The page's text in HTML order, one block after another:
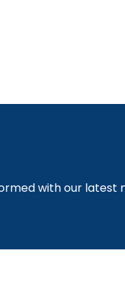
with our latest